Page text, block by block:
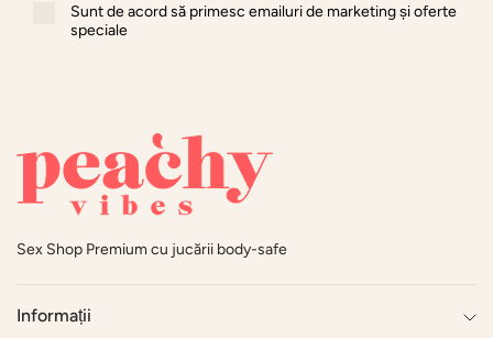
Sunt de acord să primesc emailuri de marketing și oferte
speciale
Sex Shop Premium cu jucării body-safe
Informații